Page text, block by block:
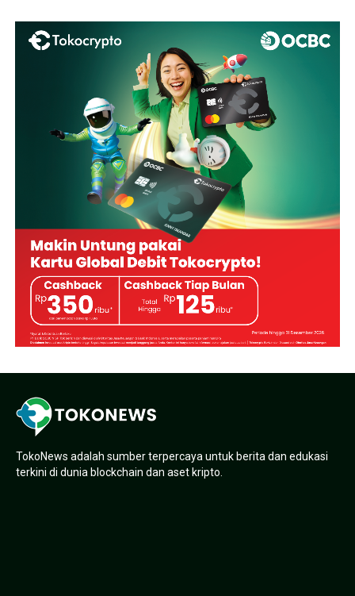
TokoNews adalah sumber terpercaya untuk berita dan edukasi
terkini di dunia blockchain dan aset kripto.